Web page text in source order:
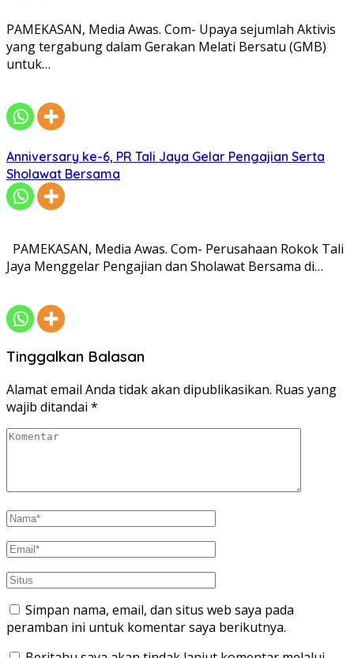
PAMEKASAN, Media Awas. Com- Upaya sejumlah Aktivis
yang tergabung dalam Gerakan Melati Bersatu (GMB)
untuk…
Anniversary ke-6, PR Tali Jaya Gelar Pengajian Serta
Sholawat Bersama
PAMEKASAN, Media Awas. Com- Perusahaan Rokok Tali
Jaya Menggelar Pengajian dan Sholawat Bersama di…
Tinggalkan Balasan
Alamat email Anda tidak akan dipublikasikan. Ruas yang
wajib ditandai *
Simpan nama, email, dan situs web saya pada
peramban ini untuk komentar saya berikutnya.